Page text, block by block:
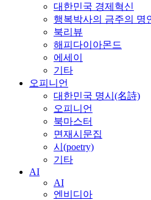
대한민국 경제혁신
행복박사의 금주의 명
북리뷰
해피다이아몬드
에세이
기타
오피니언
대한민국 명시(名詩)
오피니언
북마스터
면재시문집
시(poetry)
기타
AI
AI
엔비디아